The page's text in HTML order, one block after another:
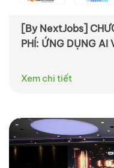
[By NextJobs]
PHÍ: ỨNG DỤNG AI
Xem chi tiết